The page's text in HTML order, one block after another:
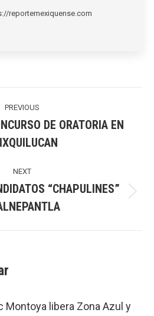
reportemexiquense.com
PREVIOUS
post:
DE ORATORIA EN
NEXT
post:
“CHAPULINES”
Montoya libera Zona Azul y